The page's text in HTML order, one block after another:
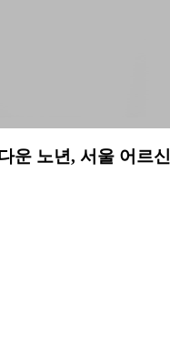
운 노년, 서울 어르